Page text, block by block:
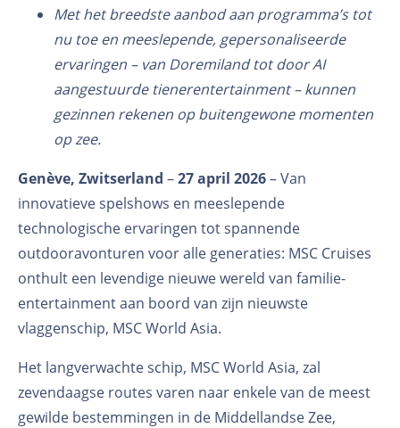
Met het breedste aanbod aan programma’s tot
nu toe en meeslepende, gepersonaliseerde
ervaringen – van Doremiland tot door AI
aangestuurde tienerentertainment – kunnen
gezinnen rekenen op buitengewone momenten
op zee.
Genève, Zwitserland –27 april 2026– Van
innovatieve spelshows en meeslepende
technologische ervaringen tot spannende
outdooravonturen voor alle generaties: MSC Cruises
onthult een levendige nieuwe wereld van familie-
entertainment aan boord van zijn nieuwste
vlaggenschip, MSC World Asia.
Het langverwachte schip, MSC World Asia, zal
zevendaagse routes varen naar enkele van de meest
gewilde bestemmingen in de Middellandse Zee,